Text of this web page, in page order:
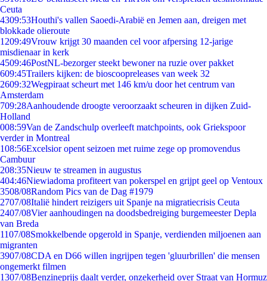
Ceuta
4309:53Houthi's vallen Saoedi-Arabië en Jemen aan, dreigen met
blokkade olieroute
1209:49Vrouw krijgt 30 maanden cel voor afpersing 12-jarige
misdienaar in kerk
4509:46PostNL-bezorger steekt bewoner na ruzie over pakket
609:45Trailers kijken: de bioscoopreleases van week 32
2609:32Wegpiraat scheurt met 146 km/u door het centrum van
Amsterdam
709:28Aanhoudende droogte veroorzaakt scheuren in dijken Zuid-
Holland
008:59Van de Zandschulp overleeft matchpoints, ook Griekspoor
verder in Montreal
108:56Excelsior opent seizoen met ruime zege op promovendus
Cambuur
208:35Nieuw te streamen in augustus
404:46Niewiadoma profiteert van pokerspel en grijpt geel op Ventoux
3508/08Random Pics van de Dag #1979
2707/08Italië hindert reizigers uit Spanje na migratiecrisis Ceuta
2407/08Vier aanhoudingen na doodsbedreiging burgemeester Depla
van Breda
1107/08Smokkelbende opgerold in Spanje, verdienden miljoenen aan
migranten
3907/08CDA en D66 willen ingrijpen tegen 'gluurbrillen' die mensen
ongemerkt filmen
1307/08Benzineprijs daalt verder, onzekerheid over Straat van Hormuz